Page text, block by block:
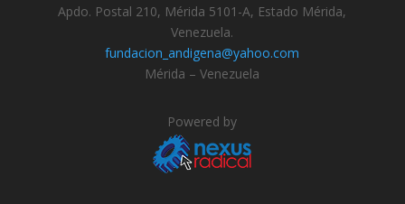
Apdo. Postal 210, Mérida 5101-A, Estado Mérida,
Venezuela.
fundacion_andigena@yahoo.com
Mérida – Venezuela
Powered by